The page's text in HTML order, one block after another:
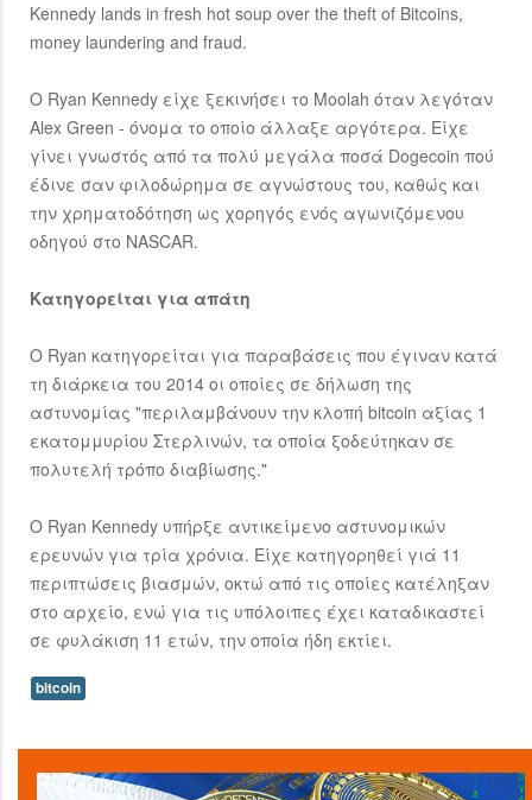
Kennedy lands in fresh hot soup over the theft of Bitcoins,
money laundering and fraud.
Ο Ryan Kennedy είχε ξεκινήσει το Moolah όταν λεγόταν
Alex Green - όνομα το οποίο άλλαξε αργότερα. Είχε
γίνει γνωστός από τα πολύ μεγάλα ποσά Dogecoin πού
έδινε σαν φιλοδώρημα σε αγνώστους του, καθώς και
την χρηματοδότηση ως χορηγός ενός αγωνιζόμενου
οδηγού στο NASCAR.
Κατηγορείται για απάτη
Ο Ryan κατηγορείται για παραβάσεις που έγιναν κατά
τη διάρκεια του 2014 οι οποίες σε δήλωση της
αστυνομίας "περιλαμβάνουν την κλοπή bitcoin αξίας 1
εκατομμυρίου Στερλινών, τα οποία ξοδεύτηκαν σε
πολυτελή τρόπο διαβίωσης."
Ο Ryan Kennedy υπήρξε αντικείμενο αστυνομικών
ερευνών για τρία χρόνια. Είχε κατηγορηθεί γιά 11
περιπτώσεις βιασμών, οκτώ από τις οποίες κατέληξαν
στο αρχείο, ενώ για τις υπόλοιπες έχει καταδικαστεί
σε φυλάκιση 11 ετών, την οποία ήδη εκτίει.
bitcoin